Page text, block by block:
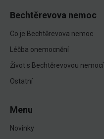
Bechtěrevova nemoc
Co je Bechtěrevova nemoc
Léčba onemocnění
Život s Bechtěrevovou nemocí
Ostatní
Menu
Novinky